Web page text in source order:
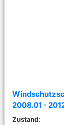
2008.01 -
Zustand: